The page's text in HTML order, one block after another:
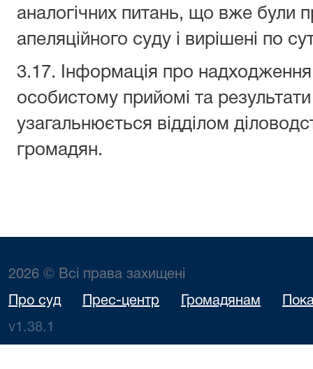
аналогічних питань, що вже були
апеляційного суду і вирішені по
3.17. Інформація про
особистому прийомі та
узагальнюється відділом
громадян.
2026 © Всі права захищені
Про суд Прес-центр Громадянам
v1.38.1